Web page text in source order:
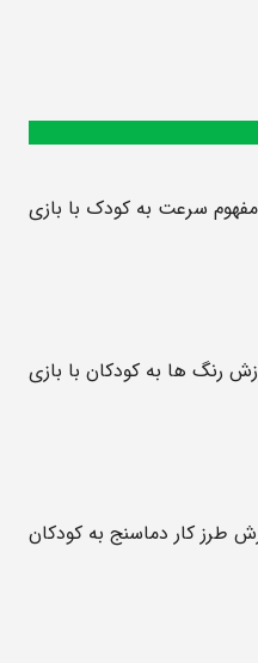
سرعت به کودک با بازی
رنگ ها به کودکان با بازی
طرز کار دماسنج به کودکان